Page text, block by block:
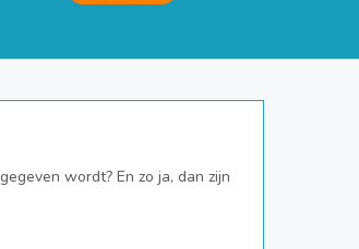
wordt? En zo ja, dan zijn